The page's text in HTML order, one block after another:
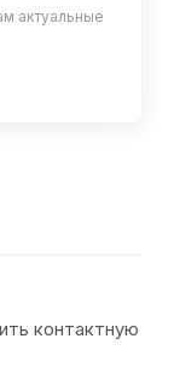
актуальные
контактную